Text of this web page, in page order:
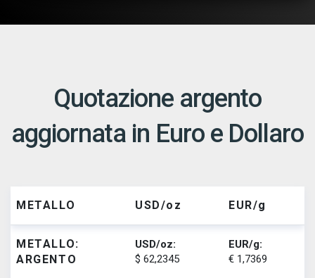
Quotazione argento
aggiornata in Euro e Dollaro
METALLO USD/oz EUR/g
METALLO:
ARGENTO
USD/oz:
$ 62,2345
EUR/g:
€ 1,7369